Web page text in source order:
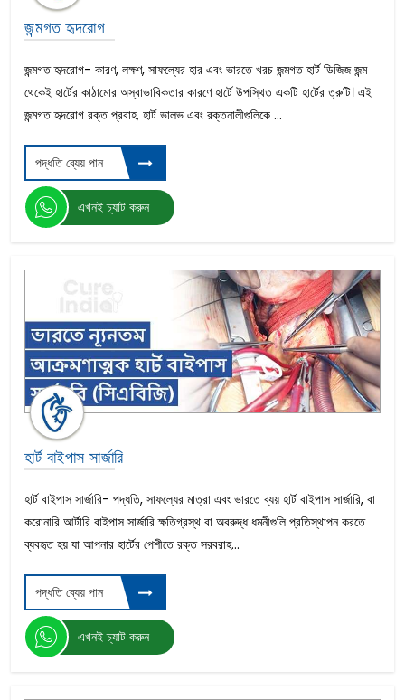
ইমেজ-গাইডেড রেডিয়েশন থেরাপি (IGRT)
ইনটেনসিটি -মডুলেটেড রেডিওথেরাপি (IMRT)
খাদ্যনালীর ক্যান্সারের
মলাশয়ের ক্যান্সারের চিকিৎসা ভারতে
ওভারিয়ান ক্যান্সার
সাইবার নাইফ
প্যানক্রিয়াটিক ক্যান্সারের
কেমোথেরাপি চিকিৎসা
ভেন্ট্রিকুলার সেপ্টাল ডিফেক্ট
জন্মগত হৃদরোগ
জন্মগত হৃদরোগ- কারণ, লক্ষণ, সাফল্যের হার এবং ভারতে খরচ জন্মগত হার্ট ডিজিজ জন্ম
থেকেই হার্টের কাঠামোর অস্বাভাবিকতার কারণে হার্টে উপস্থিত একটি হার্টের ত্রুটি। এই
জন্মগত হৃদরোগ রক্ত প্রবাহ, হার্ট ভালভ এবং রক্তনালীগুলিকে ...
পদ্ধতি ব্যেয় পান
এখনই চ্যাট করুন
হার্ট বাইপাস সার্জারি
হার্ট বাইপাস সার্জারি- পদ্ধতি, সাফল্যের মাত্রা এবং ভারতে ব্যয় হার্ট বাইপাস সার্জারি, বা
করোনারি আর্টারি বাইপাস সার্জারি ক্ষতিগ্রস্থ বা অবরুদ্ধ ধমনীগুলি প্রতিস্থাপন করতে
ব্যবহৃত হয় যা আপনার হার্টের পেশীতে রক্ত সরবরাহ...
পদ্ধতি ব্যেয় পান
এখনই চ্যাট করুন